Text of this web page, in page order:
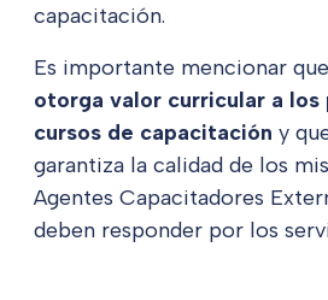
capacitación.
Es importante mencionar que
otorga valor curricular a los
cursos de capacitación y
garantiza la calidad de los
Agentes Capacitadores
deben responder por los